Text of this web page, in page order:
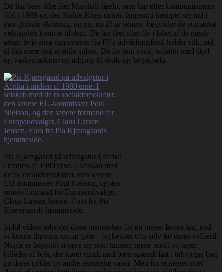
De har bare ikke fået Marshall-hjælp, men har efter kommunismens
fald i 1989 og den Kolde Krigs ophør, langsomt kæmpet sig ind i
den globale økonomi, og nu, en 25 år senere, begynder de at mærke
velstanden komme til dem. De har fået eller får i løbet af de næste
årtier, hvis altså rapporterne fra FNs udviklingsfond holder stik, råd
til lidt mere end at stille sulten. De får rent vand, toiletter med skyl
og vaskemaskiner og adgang til skole og lægehjælp.
Pia Kjærsgaard på udvalgstur i Afrika
i midten af 1980’erne. I selskab med
de to socialdemokrater, den senere
EU-kommissær Poul Nielson, og den
senere formand for Europaudvalget,
Claus Larsen Jensen. Foto fra Pia
Kjærsgaards hjemmeside.
Indtil videre arbejder disse mennesker for en meget lavere løn, end
vi kunne drømme om at gøre – og betaler ofte selv for deres velfærd.
Nogle er begyndt at gøre sig som turister, rejser rundt og tager
billeder af folk, der kører rundt med børn spændt fast i teltvogne bag
på deres cykler og andre eksotiske vaner. Men for et meget stort